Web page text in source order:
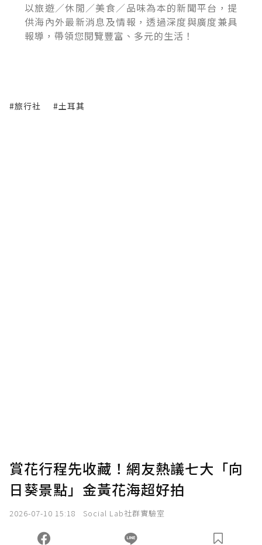
以旅遊／休閒／美食／品味為本的新聞平台，提
供海內外最新消息及情報，透過深度與廣度兼具
報導，帶領您閱覽豐富、多元的生活！
#旅行社 #土耳其
賞花行程先收藏！網友熱議七大「向
日葵景點」金黃花海超好拍
2026-07-10 15:18 Social Lab社群實驗室